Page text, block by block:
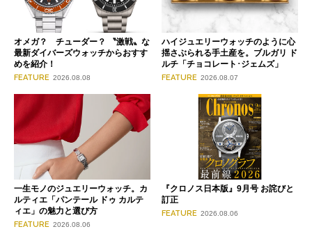
オメガ？ チューダー？ 〝激戦〟な
最新ダイバーズウォッチからおすす
めを紹介！
FEATURE 2026.08.08
ハイジュエリーウォッチのように心
揺さぶられる手土産を。ブルガリ ド
ルチ「チョコレート･ジェムズ」
FEATURE 2026.08.07
一生モノのジュエリーウォッチ。カ
ルティエ「パンテール ドゥ カルテ
ィエ」の魅力と選び方
FEATURE 2026.08.06
『クロノス日本版』9月号 お詫びと
訂正
FEATURE 2026.08.06